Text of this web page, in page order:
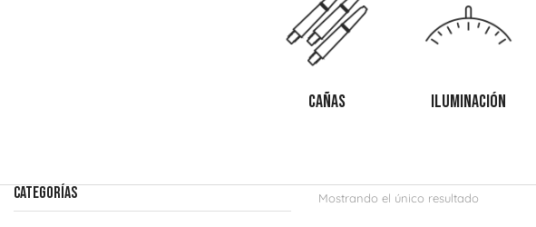
CAÑAS ILUMINACIÓN
CATEGORÍAS Mostrando el único resultado